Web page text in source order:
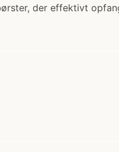
der effektivt